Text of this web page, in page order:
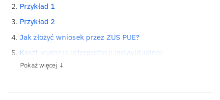
Przykład 1
Przykład 2
Jak złożyć wniosek przez ZUS PUE?
Koszt wydania interpretacji indywidualnej
Pokaż więcej ↓